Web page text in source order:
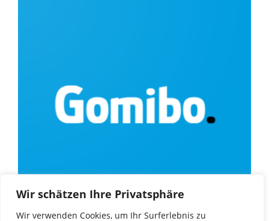
Wir schätzen Ihre Privatsphäre
Wir verwenden Cookies, um Ihr Surferlebnis zu